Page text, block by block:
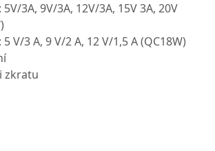
3A, 9V/3A, 12V/3A, 15V 3A, 20V
V/3 A, 9 V/2 A, 12 V/1,5 A (QC18W)
zkratu